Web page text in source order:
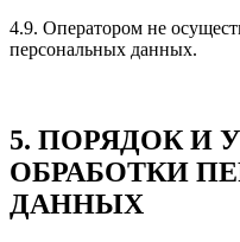
4.9. Оператором не
персональных данных.
5. ПОРЯДОК И
ОБРАБОТКИ
ДАННЫХ